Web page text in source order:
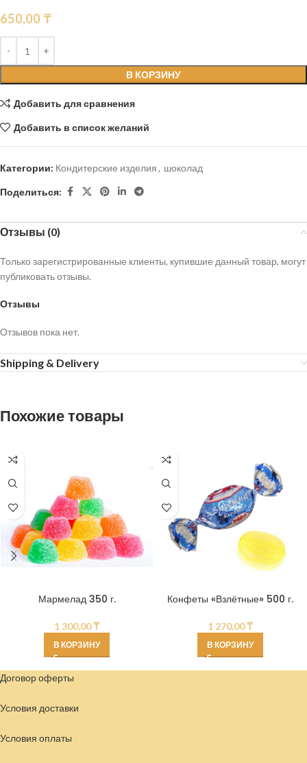
650,00 ₸
В КОРЗИНУ
Добавить для сравнения
Добавить в список желаний
Категории: Кондитерские изделия, шоколад
Поделиться:
Отзывы (0)
Отзывы
Отзывов пока нет.
Только зарегистрированные клиенты, купившие данный товар, могут
публиковать отзывы.
Shipping & Delivery
Похожие товары
Мармелад 350 г.
1 300,00₸
В КОРЗИНУ
Конфеты «Взлётные» 500 г.
1 270,00₸
В КОРЗИНУ
Договор оферты
Условия доставки
Условия оплаты